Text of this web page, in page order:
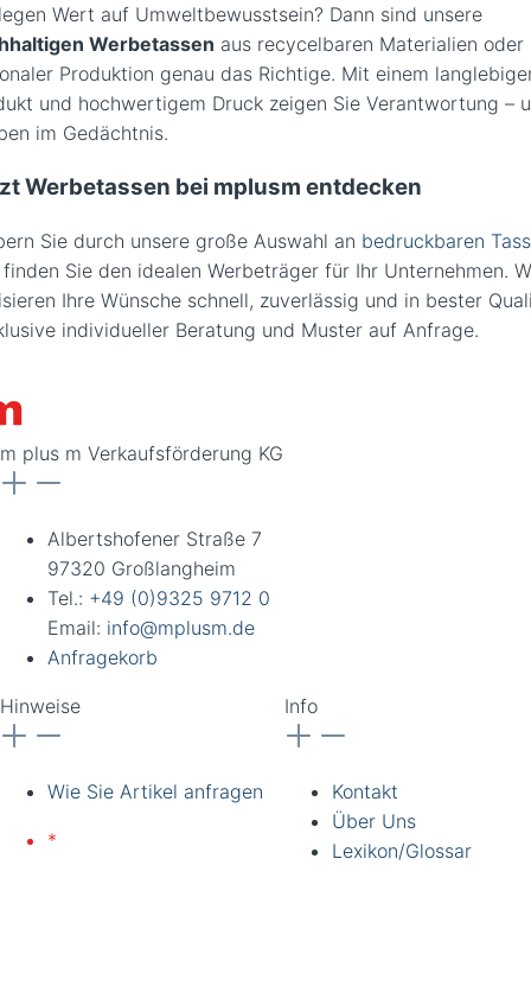
Wert auf Umweltbewusstsein? Dann sind unsere
Werbetassen aus recycelbaren Materialien oder
Produktion genau das Richtige. Mit einem
und hochwertigem Druck zeigen Sie Verantwortung –
im Gedächtnis.
Werbetassen bei mplusm entdecken
Sie durch unsere große Auswahl an bedruckbaren
Sie den idealen Werbeträger für Ihr Unternehmen.
Ihre Wünsche schnell, zuverlässig und in bester
individueller Beratung und Muster auf Anfrage.
m plus m Verkaufsförderung KG
Albertshofener Straße 7
97320 Großlangheim
Tel.: +49 (0)9325 9712 0
Email: info@mplusm.de
Anfragekorb
Hinweise
Wie Sie Artikel anfragen
*
Info
Kontakt
Über Uns
Lexikon/Glossar